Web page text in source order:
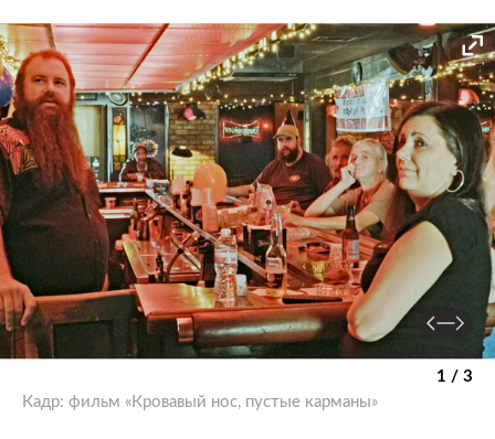
1 / 3
Кадр: фильм «Кровавый нос, пустые карманы»